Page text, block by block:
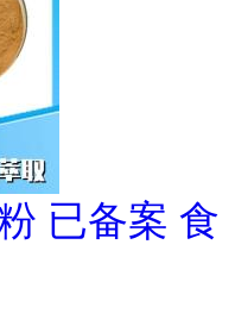
已备案 食